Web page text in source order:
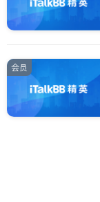
会员